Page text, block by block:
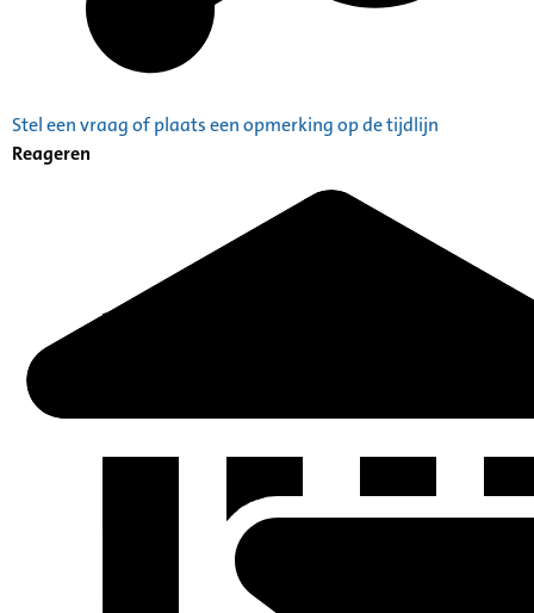
Stel een vraag of plaats een opmerking op de tijdlijn
Reageren